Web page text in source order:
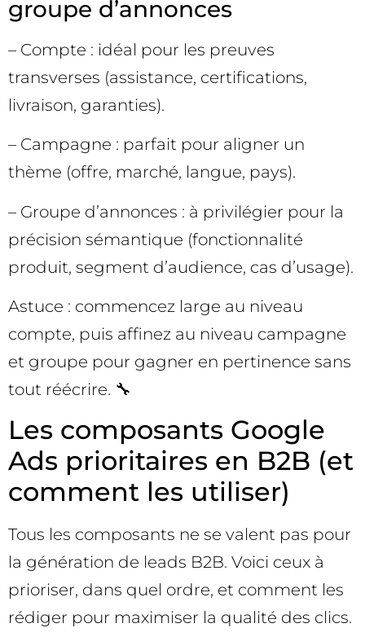
groupe d’annonces
– Compte : idéal pour les preuves
transverses (assistance, certifications,
livraison, garanties).
– Campagne : parfait pour aligner un
thème (offre, marché, langue, pays).
– Groupe d’annonces : à privilégier pour la
précision sémantique (fonctionnalité
produit, segment d’audience, cas d’usage).
Astuce : commencez large au niveau
compte, puis affinez au niveau campagne
et groupe pour gagner en pertinence sans
tout réécrire. 🔧
Les composants Google
Ads prioritaires en B2B (et
comment les utiliser)
Tous les composants ne se valent pas pour
la génération de leads B2B. Voici ceux à
prioriser, dans quel ordre, et comment les
rédiger pour maximiser la qualité des clics.